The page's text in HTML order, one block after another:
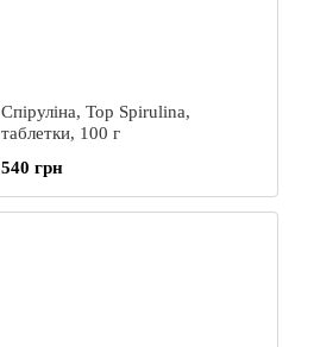
Спіруліна, Top Spirulina,
таблетки, 100 г
540 грн